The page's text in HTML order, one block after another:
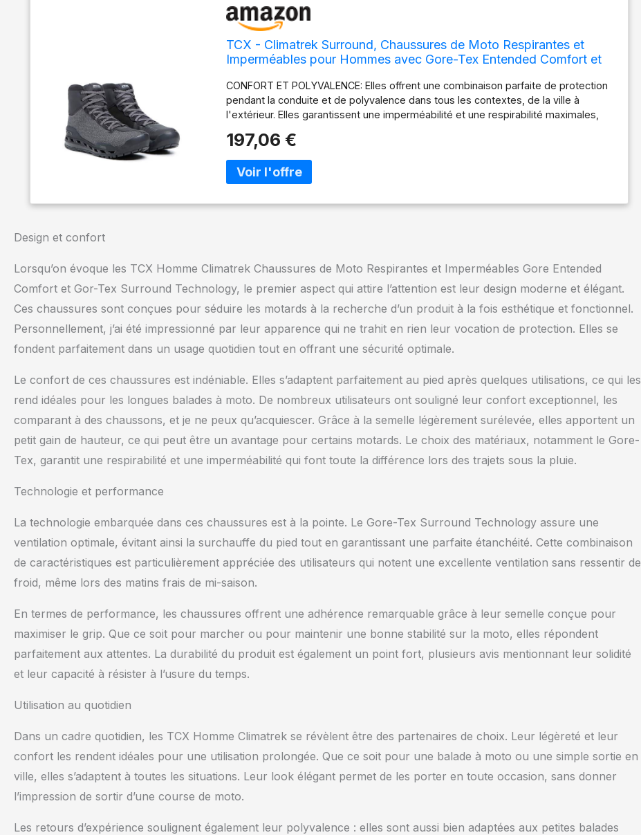
TCX - Climatrek Surround, Chaussures de Moto Respirantes et
Imperméables pour Hommes avec Gore-Tex Entended Comfort et
CONFORT ET POLYVALENCE: Elles offrent une combinaison parfaite de protection
pendant la conduite et de polyvalence dans tous les contextes, de la ville à
l'extérieur. Elles garantissent une imperméabilité et une respirabilité maximales,
technologie Gore-Tex Surround CONFORT ET ADHÉSION: la semelle Groundtrax
est dotée d'un profil et d'un composé spéciaux conçus pour garantir la stabilité et
l'adhérence aux pédales et aux commandes, ainsi qu'une traction maximale et un
grand confort de marche sur tous les terrains CONVIENT POUR TOUS LES
CLIMATS: Le tissu technique, associé à la membrane Gore-Tex Extended Comfort,
intermédiaire matelassée en EVA, fermeture à lacets, semelle en caoutchouc
Groundtrax pour le tourisme, le tout-terrain léger et la marche, avec une bonne
adhérence TCX - TRADITION ET MODERNITÉ : fusionne l'artisanat traditionnel de la
fabrication de chaussures avec la science moderne pour concevoir des
chaussures de moto qui offrent une sensation, une liberté et un contrôle
supérieurs.
197,06 €
Design et confort
Lorsqu’on évoque les TCX Homme Climatrek Chaussures de Moto Respirantes et Imperméables Gore Entended
Comfort et Gor-Tex Surround Technology, le premier aspect qui attire l’attention est leur design moderne et élégant.
Ces chaussures sont conçues pour séduire les motards à la recherche d’un produit à la fois esthétique et fonctionnel.
Personnellement, j’ai été impressionné par leur apparence qui ne trahit en rien leur vocation de protection. Elles se
fondent parfaitement dans un usage quotidien tout en offrant une sécurité optimale.
Le confort de ces chaussures est indéniable. Elles s’adaptent parfaitement au pied après quelques utilisations, ce qui les
rend idéales pour les longues balades à moto. De nombreux utilisateurs ont souligné leur confort exceptionnel, les
comparant à des chaussons, et je ne peux qu’acquiescer. Grâce à la semelle légèrement surélevée, elles apportent un
petit gain de hauteur, ce qui peut être un avantage pour certains motards. Le choix des matériaux, notamment le Gore-
Tex, garantit une respirabilité et une imperméabilité qui font toute la différence lors des trajets sous la pluie.
Technologie et performance
La technologie embarquée dans ces chaussures est à la pointe. Le Gore-Tex Surround Technology assure une
ventilation optimale, évitant ainsi la surchauffe du pied tout en garantissant une parfaite étanchéité. Cette combinaison
de caractéristiques est particulièrement appréciée des utilisateurs qui notent une excellente ventilation sans ressentir de
froid, même lors des matins frais de mi-saison.
En termes de performance, les chaussures offrent une adhérence remarquable grâce à leur semelle conçue pour
maximiser le grip. Que ce soit pour marcher ou pour maintenir une bonne stabilité sur la moto, elles répondent
parfaitement aux attentes. La durabilité du produit est également un point fort, plusieurs avis mentionnant leur solidité
et leur capacité à résister à l’usure du temps.
Utilisation au quotidien
Dans un cadre quotidien, les TCX Homme Climatrek se révèlent être des partenaires de choix. Leur légèreté et leur
confort les rendent idéales pour une utilisation prolongée. Que ce soit pour une balade à moto ou une simple sortie en
ville, elles s’adaptent à toutes les situations. Leur look élégant permet de les porter en toute occasion, sans donner
l’impression de sortir d’une course de moto.
Les retours d’expérience soulignent également leur polyvalence : elles sont aussi bien adaptées aux petites balades